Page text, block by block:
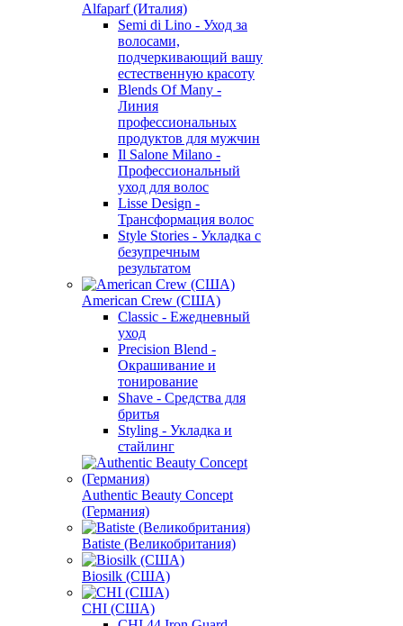
Alfaparf (Италия)
Semi di Lino - Уход за
волосами,
подчеркивающий вашу
естественную красоту
Blends Of Many -
Линия
профессиональных
продуктов для мужчин
Il Salone Milano -
Профессиональный
уход для волос
Lisse Design -
Трансформация волос
Style Stories - Укладка с
безупречным
результатом
American Crew (США)
Classic - Ежедневный
уход
Precision Blend -
Окрашивание и
тонирование
Shave - Средства для
бритья
Styling - Укладка и
стайлинг
Authentic Beauty Concept
(Германия)
Batiste (Великобритания)
Biosilk (США)
CHI (США)